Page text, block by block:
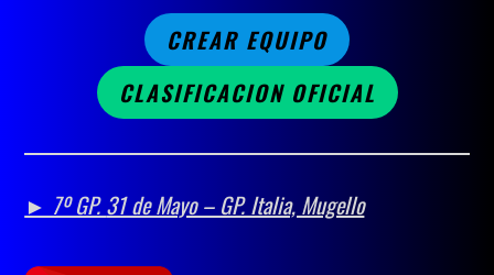
CREAR EQUIPO
CLASIFICACION OFICIAL
► 7º GP.31 de Mayo – GP. Italia, Mugello